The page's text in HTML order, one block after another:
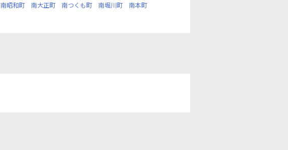
南昭和町 南大正町 南つくも町 南堀川町
南本町